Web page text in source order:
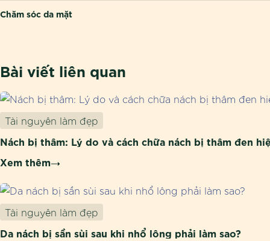
Chăm sóc da mặt
Bài viết liên quan
Tài nguyên làm đẹp
Nách bị thâm: Lý do và cách chữa nách bị thâm đen
Xem thêm
Tài nguyên làm đẹp
Da nách bị sần sùi sau khi nhổ lông phải làm sao?